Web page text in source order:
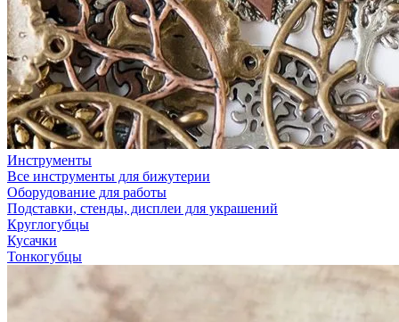
Инструменты
Все инструменты для бижутерии
Оборудование для работы
Подставки, стенды, дисплеи для украшений
Круглогубцы
Кусачки
Тонкогубцы